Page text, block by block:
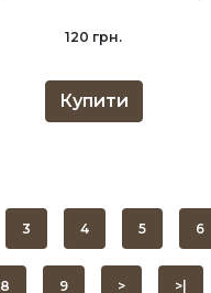
120 грн.
Купити
3 4 5 6
8 9 > >|